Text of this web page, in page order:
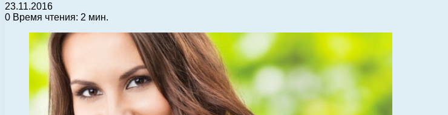
23.11.2016
0 Время чтения: 2 мин.